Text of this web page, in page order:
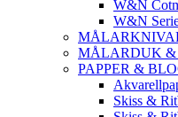
W&N
W&N
MÅLARDUK &
PAPPER &
Skiss &